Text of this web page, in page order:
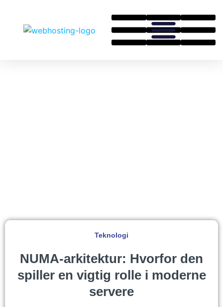
Teknologi
NUMA-arkitektur: Hvorfor den
spiller en vigtig rolle i moderne
servere